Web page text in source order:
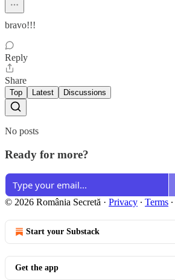
bravo!!!
Reply
Share
Top Latest Discussions
No posts
Ready for more?
© 2026 România Secretă · Privacy ∙ Terms ∙
Start your Substack
Get the app